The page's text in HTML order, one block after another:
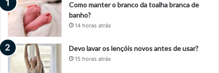
Como manter o branco da toalha branca de
banho?
14 horas atrás
Devo lavar os lençóis novos antes de usar?
15 horas atrás